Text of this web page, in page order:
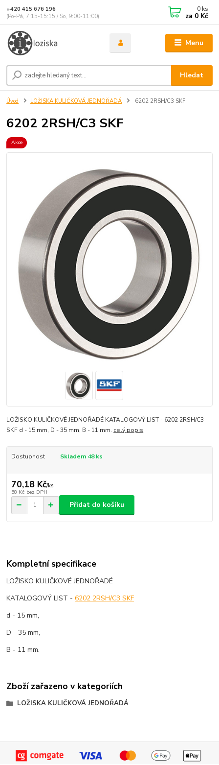
Menu
Hledat
+420 415 676 196
(Po-Pá, 7:15-15:15 / So, 9:00-11:00)
0 ks
za 0 Kč
Úvod LOŽISKA KULIČKOVÁ JEDNOŘADÁ 6202 2RSH/C3 SKF
6202 2RSH/C3 SKF
Akce
LOŽISKO KULIČKOVÉ JEDNOŘADÉ KATALOGOVÝ LIST - 6202 2RSH/C3
SKF d - 15 mm, D - 35 mm, B - 11 mm. celý popis
Dostupnost Skladem 48 ks
70,18 Kč/ks
58 Kč bez DPH
Přidat do košíku
Kompletní specifikace
LOŽISKO KULIČKOVÉ JEDNOŘADÉ
KATALOGOVÝ LIST -6202 2RSH/C3 SKF
d - 15 mm,
D - 35 mm,
B - 11 mm.
Zboží zařazeno v kategoriích
LOŽISKA KULIČKOVÁ JEDNOŘADÁ